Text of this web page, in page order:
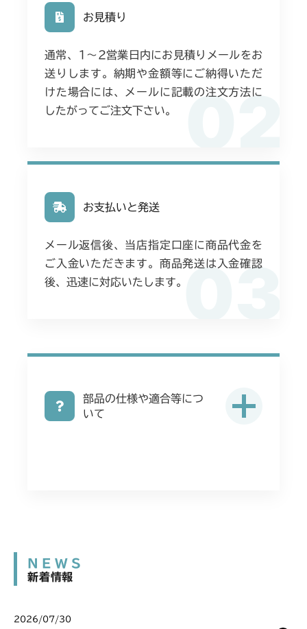
02
お見積り
通常、1〜2営業日内にお見積りメールをお
送りします。納期や金額等にご納得いただ
けた場合には、メールに記載の注文方法に
したがってご注文下さい。
03
お支払いと発送
メール返信後、当店指定口座に商品代金を
ご入金いただきます。商品発送は入金確認
後、迅速に対応いたします。
部品の仕様や適合等につ
いて
NEWS
新着情報
2026/07/30